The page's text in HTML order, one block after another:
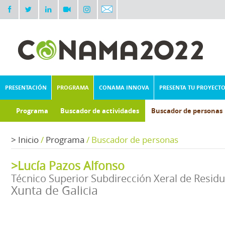
PRESENTACIÓN PROGRAMA CONAMA INNOVA PRESENTA TU PROYECTO
Programa Buscador de actividades Buscador de personas
> Inicio/ Programa / Buscador de personas
>Lucía Pazos Alfonso
Técnico Superior Subdirección Xeral de
Xunta de Galicia